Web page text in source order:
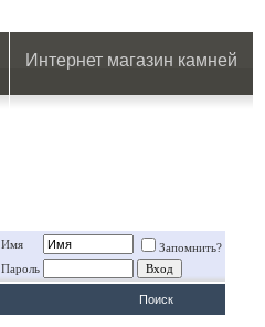
Интернет магазин камней
Имя
Запомнить?
Пароль
Поиск